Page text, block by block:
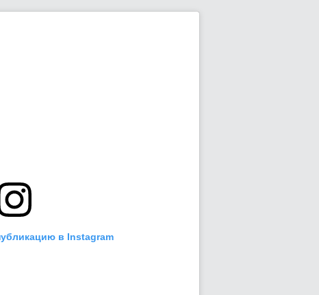
в Instagram